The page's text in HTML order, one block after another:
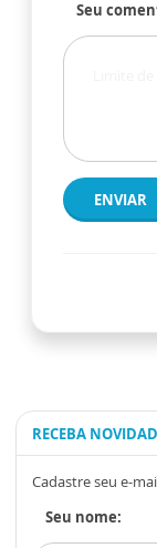
Seu
ENVIAR
RECEBA
Cadastre seu e-
Seu nome: